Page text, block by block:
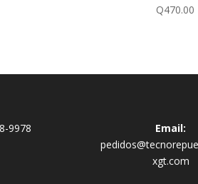
Q470.00
9978
Email:
xgt.com